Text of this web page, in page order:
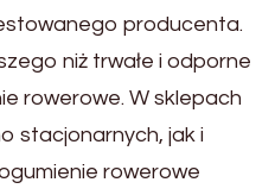
producenta.
niż trwałe i odporne
rowerowe. W sklepach
stacjonarnych, jak i
rowerowe